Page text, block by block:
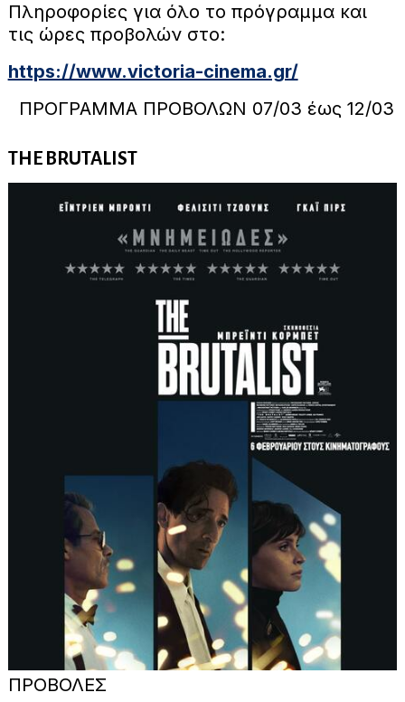
Πληροφορίες για όλο το πρόγραμμα και
τις ώρες προβολών στο:
https://www.victoria-cinema.gr/
ΠΡΟΓΡΑΜΜΑ ΠΡΟΒΟΛΩΝ 07/03 έως 12/03
THE BRUTALIST
ΠΡΟΒΟΛΕΣ